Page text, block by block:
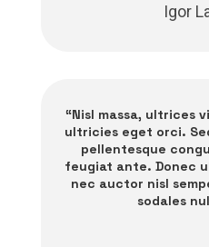
Igor
“Nisl massa, ultrices
ultricies eget orci.
pellentesque
feugiat ante. Donec
nec auctor nisl
sodales